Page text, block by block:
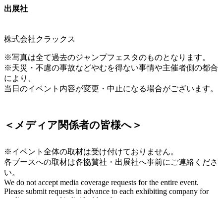
出展社
株式会社クラックス
※写真は全て過去のジャンプフェスタのものとなります。
※天災・不慮の事故などやむを得ない事情や主催者側の都合
により、
当日のイベント内容が変更・中止になる場合がございます。
＜メディア関係者の皆様へ＞
※イベント全体の取材は受け付けておりません。
各ブースへの取材は各協賛社・出展社へ事前にご連絡くださ
い。
We do not accept media coverage requests for the entire event.
Please submit requests in advance to each exhibiting company for